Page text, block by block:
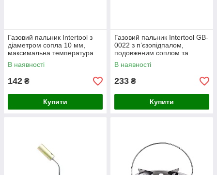
Газовий пальник Intertool з
діаметром сопла 10 мм,
максимальна температура
полум’я до 1300°C
В наявності
142 ₴
Купити
Газовий пальник Intertool GB-
0022 з п’єзопідпалом,
подовженим соплом та
потужністю 1110 Вт для
зварювання
В наявності
233 ₴
Купити